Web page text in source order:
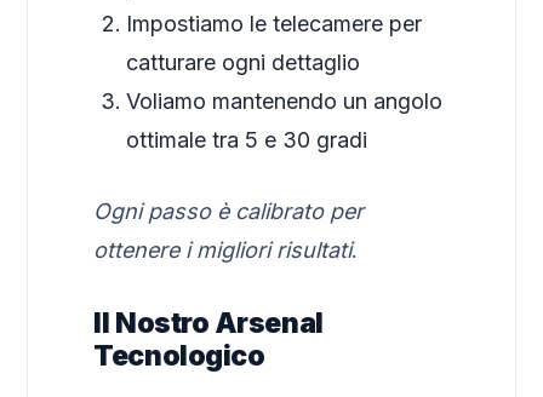
Impostiamo le telecamere per
catturare ogni dettaglio
Voliamo mantenendo un angolo
ottimale tra 5 e 30 gradi
Ogni passo è calibrato per
ottenere i migliori risultati.
Il Nostro Arsenal
Tecnologico